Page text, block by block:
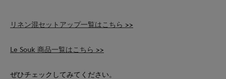
リネン混セットアップ一覧はこちら >>
Le Souk 商品一覧はこちら >>
ぜひチェックしてみてください。